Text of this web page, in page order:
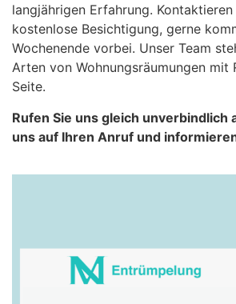
langjährigen Erfahrung.
kostenlose Besichtigung, gerne
Wochenende vorbei. Unser Team
Arten von Wohnungsräumungen mit
Seite.
Rufen Sie uns gleich unverbindlich
uns auf Ihren Anruf und